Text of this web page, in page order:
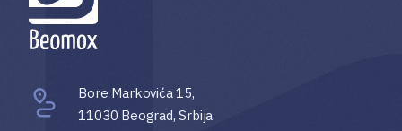
Bore Markovića 15,
11030 Beograd, Srbija